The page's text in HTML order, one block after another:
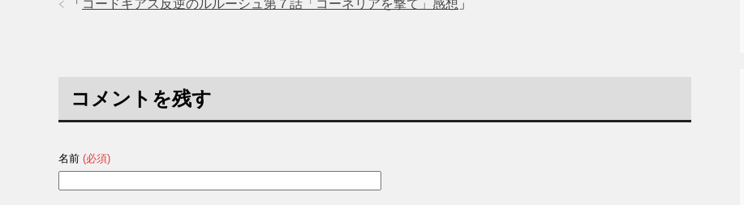
「 コードギアス反逆のルルーシュ第７話「コーネリアを撃て」感想 」
コメントを残す
名前 (必須)